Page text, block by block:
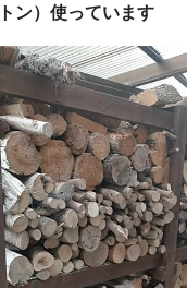
ン）使っています